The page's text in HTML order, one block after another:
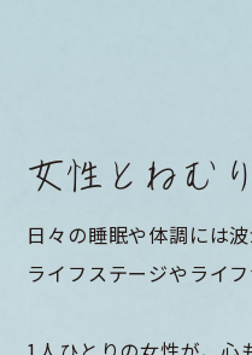
女性とねむ
日々の睡眠や体調には
ライフステージやライ